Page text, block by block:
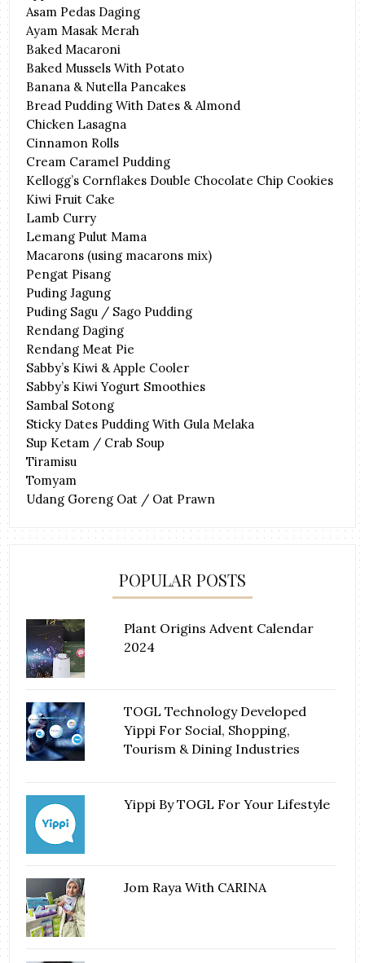
Asam Pedas Daging
Ayam Masak Merah
Baked Macaroni
Baked Mussels With Potato
Banana & Nutella Pancakes
Bread Pudding With Dates & Almond
Chicken Lasagna
Cinnamon Rolls
Cream Caramel Pudding
Kellogg’s Cornflakes Double Chocolate Chip Cookies
Kiwi Fruit Cake
Lamb Curry
Lemang Pulut Mama
Macarons (using macarons mix)
Pengat Pisang
Puding Jagung
Puding Sagu / Sago Pudding
Rendang Daging
Rendang Meat Pie
Sabby’s Kiwi & Apple Cooler
Sabby’s Kiwi Yogurt Smoothies
Sambal Sotong
Sticky Dates Pudding With Gula Melaka
Sup Ketam / Crab Soup
Tiramisu
Tomyam
Udang Goreng Oat / Oat Prawn
POPULAR POSTS
Plant Origins Advent Calendar
2024
TOGL Technology Developed
Yippi For Social, Shopping,
Tourism & Dining Industries
Yippi By TOGL For Your Lifestyle
Jom Raya With CARINA